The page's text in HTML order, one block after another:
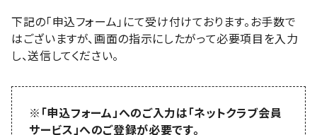
下記の「申込フォーム」にて受け付けております。お手数で
はございますが、画面の指示にしたがって必要項目を入力
し、送信してください。
※「申込フォーム」へのご入力は「ネットクラブ会員
サービス」へのご登録が必要です。